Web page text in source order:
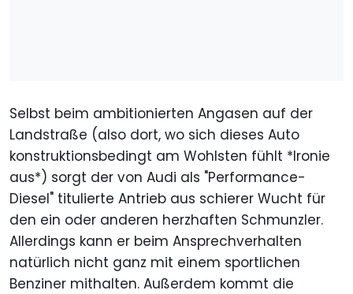
Selbst beim ambitionierten Angasen auf der
Landstraße (also dort, wo sich dieses Auto
konstruktionsbedingt am Wohlsten fühlt *Ironie
aus*) sorgt der von Audi als "Performance-
Diesel" titulierte Antrieb aus schierer Wucht für
den ein oder anderen herzhaften Schmunzler.
Allerdings kann er beim Ansprechverhalten
natürlich nicht ganz mit einem sportlichen
Benziner mithalten. Außerdem kommt die